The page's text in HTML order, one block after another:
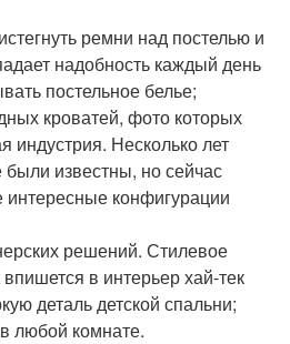
ремни над постелью и
надобность каждый день
постельное белье;
кроватей, фото которых
индустрия. Несколько лет
были известны, но сейчас
конфигурации
решений. Стилевое
в интерьер хай-тек
деталь детской спальни;
любой комнате.